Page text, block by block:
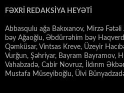
FƏXRİ REDAKSİYA HEYƏTİ
Abbasqulu ağa Bakıxanov, Mirzə
bəy Ağaoğlu, Əbdürrəhim bəy
Qəmküsar, Vintsas Kreve, Üzeyir
Vurğun, Şəhriyar, Bayram Bayramov,
Vahabzadə, Cabir Novruz, İldırım
Mustafa Müseyiboğlu, Ülvi